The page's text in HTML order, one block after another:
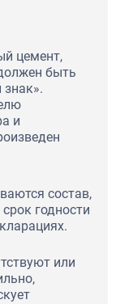
цемент,
быть
и
состав,
годности
или